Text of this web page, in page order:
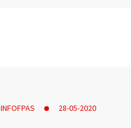
INFOFPAS 28-05-2020